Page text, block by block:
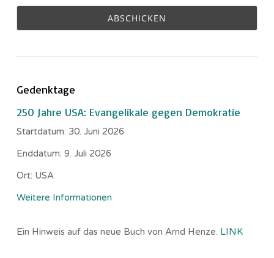
Gedenktage
250 Jahre USA: Evangelikale gegen Demokratie
Startdatum: 30. Juni 2026
Enddatum: 9. Juli 2026
Ort: USA
Weitere Informationen
Ein Hinweis auf das neue Buch von Arnd Henze. LINK